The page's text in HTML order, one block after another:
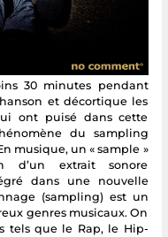
30 minutes pendant
et décortique les
ont puisé dans cette
du sampling
musique, un « sample »
d’un extrait sonore
dans une nouvelle
(sampling) est un
genres musicaux. On
tels que le Rap, le Hip-